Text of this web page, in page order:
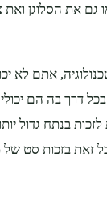
גם את הסלוגן
אתם לא
דרך בה הם
בנתח גדול
זאת בזכות סט